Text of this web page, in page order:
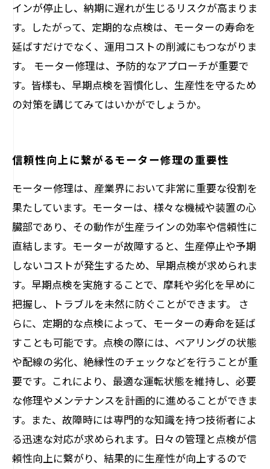
インが停止し、納期に遅れが生じるリスクが高まりま
す。したがって、定期的な点検は、モーターの寿命を
延ばすだけでなく、運用コストの削減にもつながりま
す。 モーター修理は、予防的なアプローチが重要で
す。皆様も、早期点検を習慣化し、生産性を守るため
の対策を講じてみてはいかがでしょうか。
信頼性向上に繋がるモーター修理の重要性
モーター修理は、産業界において非常に重要な役割を
果たしています。モーターは、様々な機械や装置の心
臓部であり、その動作が生産ラインの効率や信頼性に
直結します。モーターが故障すると、生産停止や予期
しないコストが発生するため、早期点検が求められま
す。早期点検を実施することで、摩耗や劣化を早めに
把握し、トラブルを未然に防ぐことができます。 さ
らに、定期的な点検によって、モーターの寿命を延ば
すことも可能です。点検の際には、ベアリングの状態
や配線の劣化、絶縁性のチェックなどを行うことが重
要です。これにより、最適な運転状態を維持し、必要
な修理やメンテナンスを計画的に進めることができま
す。また、故障時には専門的な知識を持つ技術者によ
る迅速な対応が求められます。日々の管理と点検が信
頼性向上に繋がり、結果的に生産性が向上するので